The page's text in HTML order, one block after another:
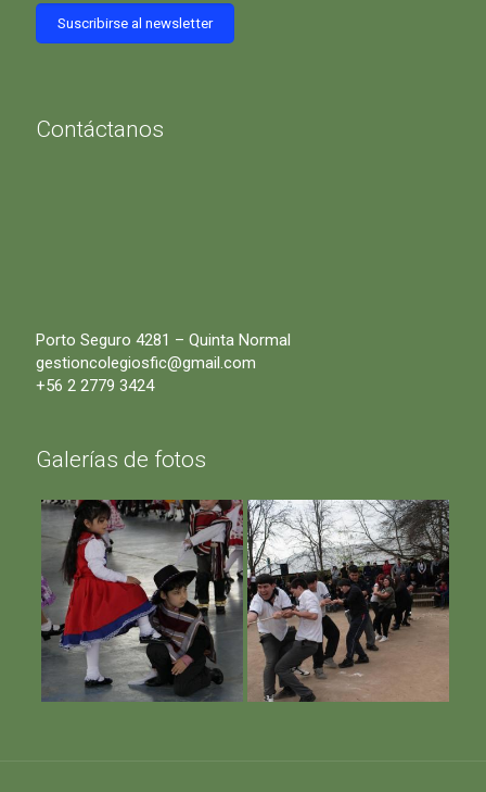
Contáctanos
Porto Seguro 4281 – Quinta Normal
gestioncolegiosfic@gmail.com
+56 2 2779 3424
Galerías de fotos